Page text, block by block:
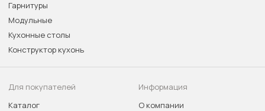
Гарнитуры
Модульные
Кухонные столы
Конструктор кухонь
Для покупателей
Каталог
Информация
О компании